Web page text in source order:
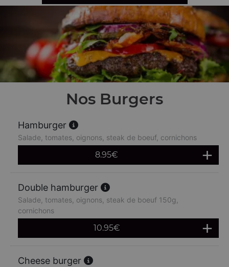
Nos Burgers
Hamburger
Salade, tomates, oignons, steak de boeuf, cornichons
8.95€
Double hamburger
Salade, tomates, oignons, steak de boeuf 150g,
cornichons
10.95€
Cheese burger